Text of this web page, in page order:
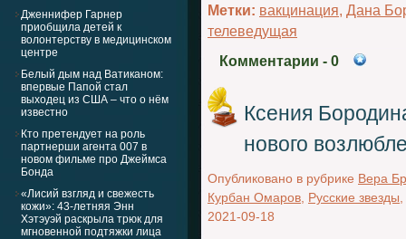
Дженнифер Гарнер
приобщила детей к
волонтерству в медицинском
центре
Белый дым над Ватиканом:
впервые Папой стал
выходец из США – что о нём
известно
Кто претендует на роль
партнерши агента 007 в
новом фильме про Джеймса
Бонда
«Лисий взгляд и свежесть
кожи»: 43-летняя Энн
Хэтэуэй раскрыла трюк для
мгновенной подтяжки лица
Метки: вакцинация, Дана
телеведущая
Комментарии - 0
Ксения
нового
Опубликовано в рубрике Вера
Курбан Омаров Русские звезды
2021-09-18